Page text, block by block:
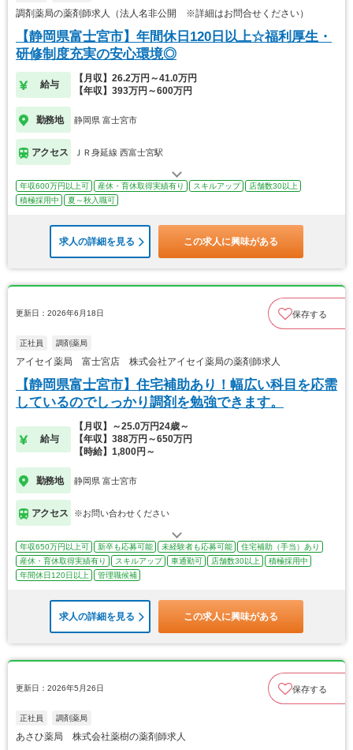
調剤薬局の薬剤師求人（法人名非公開 ※詳細はお問合せください）
【静岡県富士宮市】年間休日120日以上☆福利厚生・
研修制度充実の安心環境◎
給与
【月収】26.2万円～41.0万円
【年収】393万円～600万円
勤務地 静岡県 富士宮市
アクセス ＪＲ身延線 西富士宮駅
年収600万円以上可 産休・育休取得実績有り スキルアップ
店舗数30以上
積極採用中
夏～秋入職可
求人の詳細を見る この求人に興味がある
更新日：2026年6月18日 保存する
正社員 調剤薬局
アイセイ薬局 富士宮店 株式会社アイセイ薬局の薬剤師求人
【静岡県富士宮市】住宅補助あり！幅広い科目を応需
しているのでしっかり調剤を勉強できます。
給与
【月収】～25.0万円24歳～
【年収】388万円～650万円
【時給】1,800円～
勤務地 静岡県 富士宮市
アクセス ※お問い合わせください
年収650万円以上可 新卒も応募可能 未経験者も応募可能
住宅補助（手当）あり
産休・育休取得実績有り
スキルアップ 車通勤可 店舗数30以上
積極採用中
年間休日120日以上
管理職候補
求人の詳細を見る この求人に興味がある
更新日：2026年5月26日 保存する
正社員 調剤薬局
あさひ薬局 株式会社薬樹の薬剤師求人